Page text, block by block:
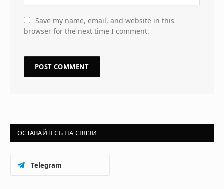
Save my name, email, and website in this
browser for the next time I comment.
ОСТАВАЙТЕСЬ НА СВЯЗИ
Telegram